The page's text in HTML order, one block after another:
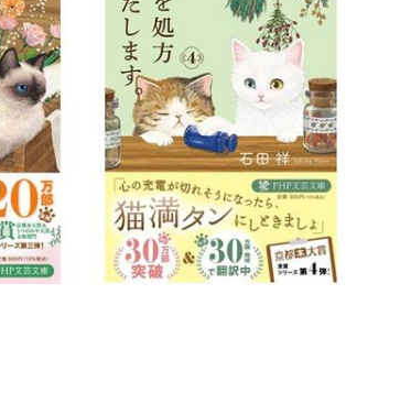
食品
eギフト